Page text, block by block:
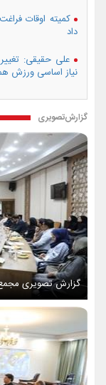
کمیته اوقات
داد
علی حقیقی:
نیاز اساسی ورزش
گزارش‌تصویری
گزارش تصویری